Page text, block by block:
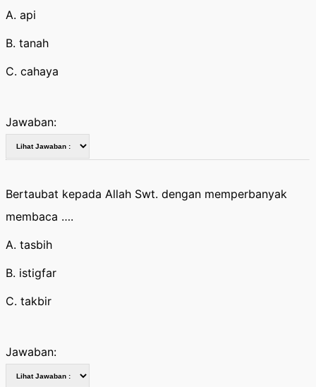
A. api
B. tanah
C. cahaya
Jawaban:
Bertaubat kepada Allah Swt. dengan memperbanyak
membaca ….
A. tasbih
B. istigfar
C. takbir
Jawaban: